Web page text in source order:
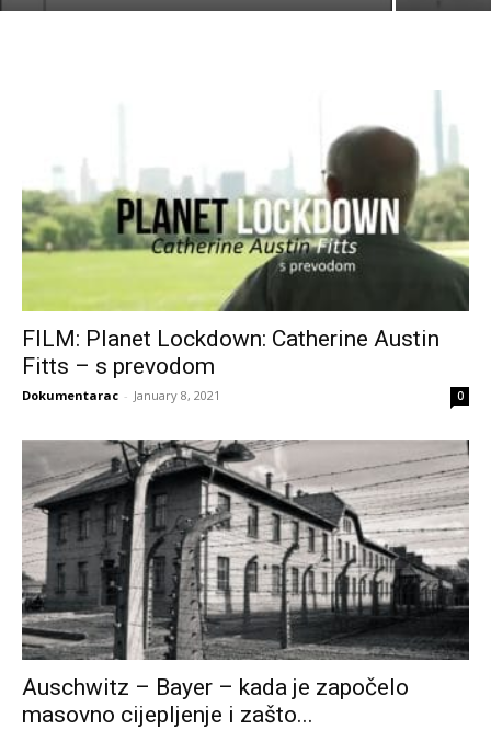
FILM: Planet Lockdown: Catherine Austin
Fitts – s prevodom
Dokumentarac - January 8, 2021 0
Auschwitz – Bayer – kada je započelo
masovno cijepljenje i zašto...